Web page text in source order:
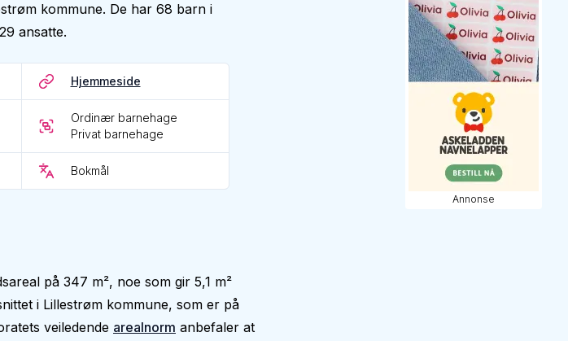
kommune. De har 68 barn i
ansatte.
Hjemmeside
Ordinær barnehage
Privat barnehage
Bokmål
på 347 m², noe som gir 5,1 m²
i Lillestrøm kommune, som er på
veiledende arealnorm anbefaler at
Annonse